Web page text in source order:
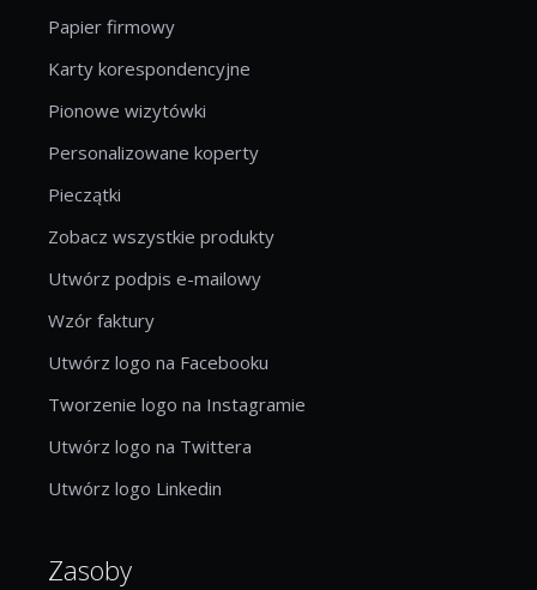
Papier firmowy
Karty korespondencyjne
Pionowe wizytówki
Personalizowane koperty
Pieczątki
Zobacz wszystkie produkty
Utwórz podpis e-mailowy
Wzór faktury
Utwórz logo na Facebooku
Tworzenie logo na Instagramie
Utwórz logo na Twittera
Utwórz logo Linkedin
Zasoby